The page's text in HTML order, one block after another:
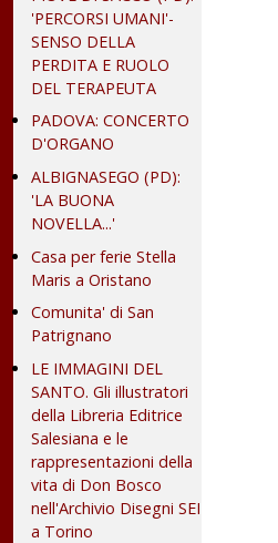
'PERCORSI UMANI'-
SENSO DELLA
PERDITA E RUOLO
DEL TERAPEUTA
PADOVA: CONCERTO
D'ORGANO
ALBIGNASEGO (PD):
'LA BUONA
NOVELLA...'
Casa per ferie Stella
Maris a Oristano
Comunita' di San
Patrignano
LE IMMAGINI DEL
SANTO. Gli illustratori
della Libreria Editrice
Salesiana e le
rappresentazioni della
vita di Don Bosco
nell'Archivio Disegni SEI
a Torino